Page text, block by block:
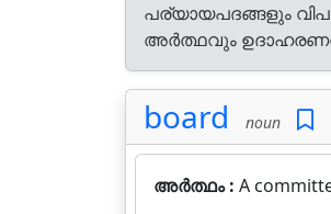
പര്യായപദങ്ങളും
അർത്ഥവും
board noun
അർത്ഥം : A